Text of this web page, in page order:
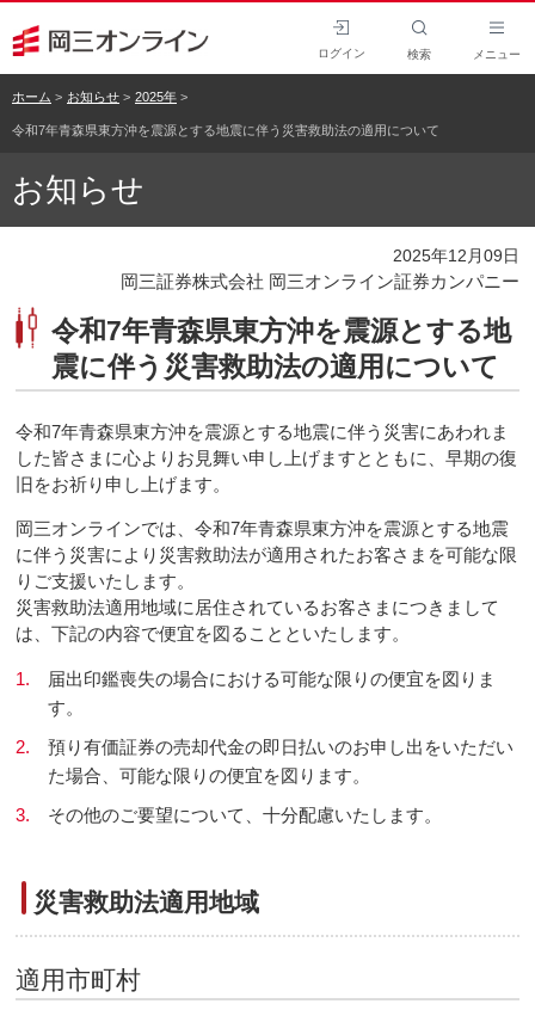
ログイン 検索 メニュー
ホーム お知らせ 2025年
令和7年青森県東方沖を震源とする地震に伴う災害救助法の適用について
お知らせ
2025年12月09日
岡三証券株式会社 岡三オンライン証券カンパニー
令和7年青森県東方沖を震源とする地
震に伴う災害救助法の適用について
令和7年青森県東方沖を震源とする地震に伴う災害にあわれま
した皆さまに心よりお見舞い申し上げますとともに、早期の復
旧をお祈り申し上げます。
岡三オンラインでは、令和7年青森県東方沖を震源とする地震
に伴う災害により災害救助法が適用されたお客さまを可能な限
りご支援いたします。
災害救助法適用地域に居住されているお客さまにつきまして
は、下記の内容で便宜を図ることといたします。
1.
届出印鑑喪失の場合における可能な限りの便宜を図りま
す。
2.
預り有価証券の売却代金の即日払いのお申し出をいただい
た場合、可能な限りの便宜を図ります。
3.
その他のご要望について、十分配慮いたします。
災害救助法適用地域
適用市町村